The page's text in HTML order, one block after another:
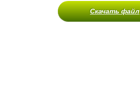
Скачать файл